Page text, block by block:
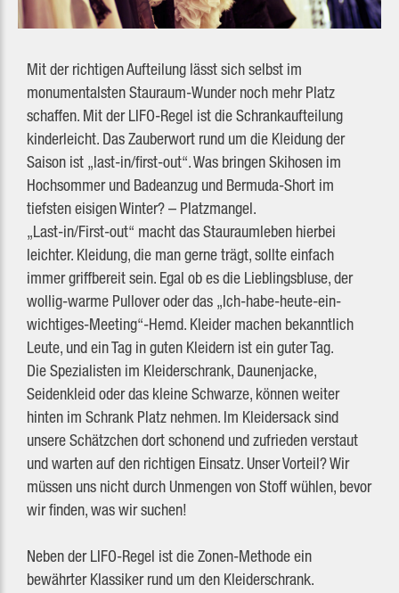
Mit der richtigen Aufteilung lässt sich selbst im
monumentalsten Stauraum-Wunder noch mehr Platz
schaffen. Mit der LIFO-Regel ist die Schrankaufteilung
kinderleicht. Das Zauberwort rund um die Kleidung der
Saison ist „last-in/first-out“. Was bringen Skihosen im
Hochsommer und Badeanzug und Bermuda-Short im
tiefsten eisigen Winter? – Platzmangel.
„Last-in/First-out“ macht das Stauraumleben hierbei
leichter. Kleidung, die man gerne trägt, sollte einfach
immer griffbereit sein. Egal ob es die Lieblingsbluse, der
wollig-warme Pullover oder das „Ich-habe-heute-ein-
wichtiges-Meeting“-Hemd. Kleider machen bekanntlich
Leute, und ein Tag in guten Kleidern ist ein guter Tag.
Die Spezialisten im Kleiderschrank, Daunenjacke,
Seidenkleid oder das kleine Schwarze, können weiter
hinten im Schrank Platz nehmen. Im Kleidersack sind
unsere Schätzchen dort schonend und zufrieden verstaut
und warten auf den richtigen Einsatz. Unser Vorteil? Wir
müssen uns nicht durch Unmengen von Stoff wühlen, bevor
wir finden, was wir suchen!
Neben der LIFO-Regel ist die Zonen-Methode ein
bewährter Klassiker rund um den Kleiderschrank.